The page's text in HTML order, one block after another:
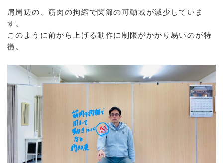
肩周辺の、筋肉の拘縮で関節の可動域が減少していま
す。
このように前から上げる動作に制限がかかり易いのが特
徴。